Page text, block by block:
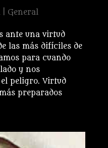
| General
ante una virtud
las más difíciles de
para cuando
y nos
peligro. Virtud
preparados